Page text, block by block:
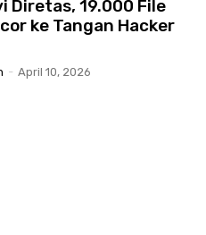
Diretas, 19.000 File
ke Tangan Hacker
- April 10, 2026